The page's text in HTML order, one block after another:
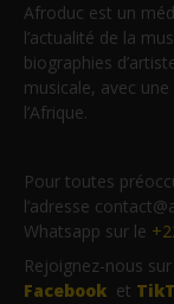
Afroduc est un
l’actualité de la
biographies
musicale, avec
l’Afrique.
Pour toutes
l’adresse
Whatsapp sur le
Rejoignez-nous
Facebook et